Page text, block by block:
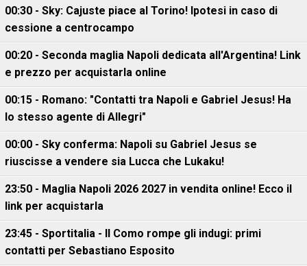
00:30 - Sky: Cajuste piace al Torino! Ipotesi in caso di
cessione a centrocampo
00:20 - Seconda maglia Napoli dedicata all'Argentina! Link
e prezzo per acquistarla online
00:15 - Romano: "Contatti tra Napoli e Gabriel Jesus! Ha
lo stesso agente di Allegri"
00:00 - Sky conferma: Napoli su Gabriel Jesus se
riuscisse a vendere sia Lucca che Lukaku!
23:50 - Maglia Napoli 2026 2027 in vendita online! Ecco il
link per acquistarla
23:45 - Sportitalia - Il Como rompe gli indugi: primi
contatti per Sebastiano Esposito